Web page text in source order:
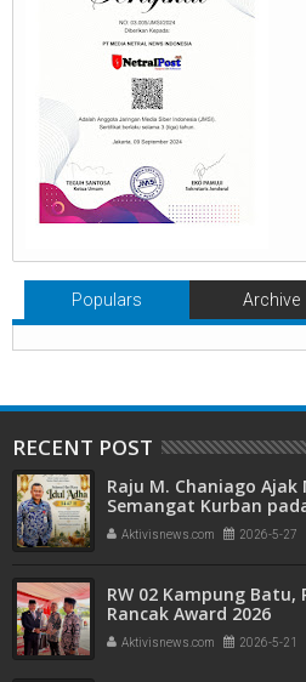
Populars Archive
RECENT POST
Raju M. Chaniago
Semangat Kurban
Aktivisnews.com 2026-5-27
RW 02 Kampung Batu,
Rancak Award 2026
Aktivisnews.com 2026-5-21